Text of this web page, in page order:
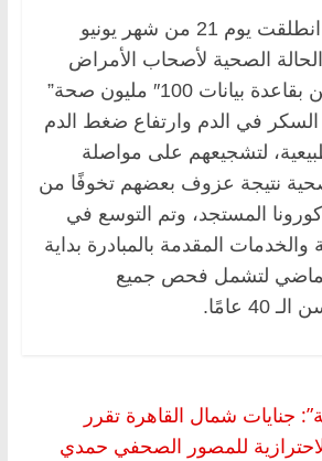
يُذكر أن المبادرة انطلقت يوم 21 من شهر يونيو
الحالة الصحية لأصحاب الأمراض
المزمنة المسجلين بقاعدة بيانات 100″ مليون صحة”
السكر في الدم وارتفاع ضغط الدم
لتشجيعهم على مواصلة
نتيجة عزوف بعضهم تخوفًا من
المستجد، وتم التوسع في
والخدمات المقدمة بالمبادرة بداية
الماضي لتشمل فحص جميع
عامًا.
جنايات شمال القاهرة تقرر
الاحترازية للمصور الصحفي حمدي